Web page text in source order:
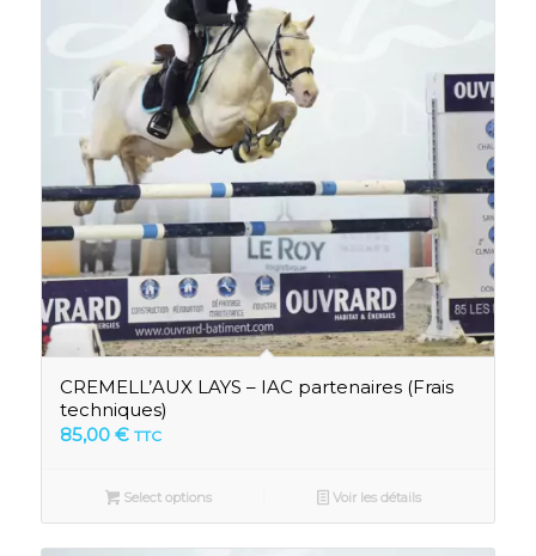
CREMELL’AUX LAYS – IAC partenaires (Frais
techniques)
85,00 € TTC
Select options Voir les détails